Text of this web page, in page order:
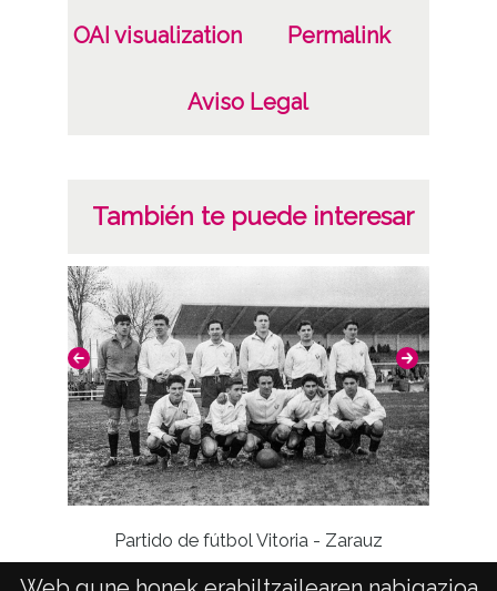
CC BY-NC-SA 4.0
OAI visualization Permalink
Aviso Legal
También te puede interesar
Partido de fútbol Vitoria - Zarauz